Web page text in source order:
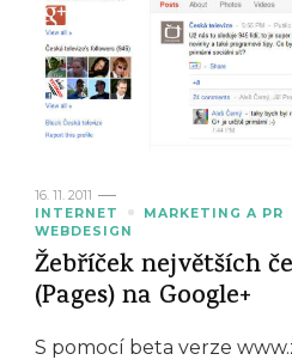
16. 11. 2011
INTERNET
MARKETING A PR
WEBDESIGN
Žebříček největších
(Pages) na Google+
S pomocí beta verze